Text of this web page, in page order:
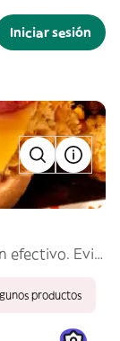
Iniciar sesión
IMPORTANTE. Local no admite pagos en efectivo. Evitar seleccionar esta opción.
productos